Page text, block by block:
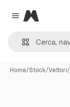
Close menu
Magnific
Home/Stock/Vettori/